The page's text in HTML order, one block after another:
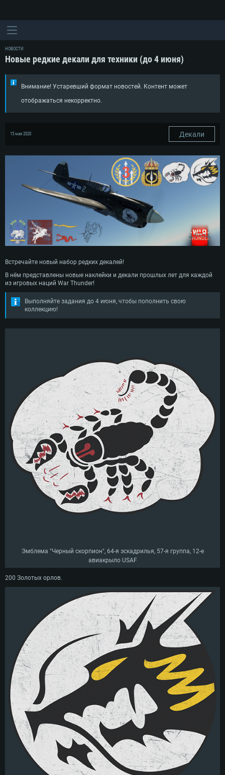
НОВОСТИ
Новые редкие декали для техники (до 4 июня)
Внимание! Устаревший формат новостей. Контент может
отображаться некорректно.
15 мая 2020 Декали
Встречайте новый набор редких декалей!
В нём представлены новые наклейки и декали прошлых лет для каждой
из игровых наций War Thunder!
Выполняйте задания до 4 июня, чтобы пополнить свою
коллекцию!
Эмблема "Черный скорпион", 64-я эскадрилья, 57-я группа, 12-е
авиакрыло USAF
200 Золотых орлов.